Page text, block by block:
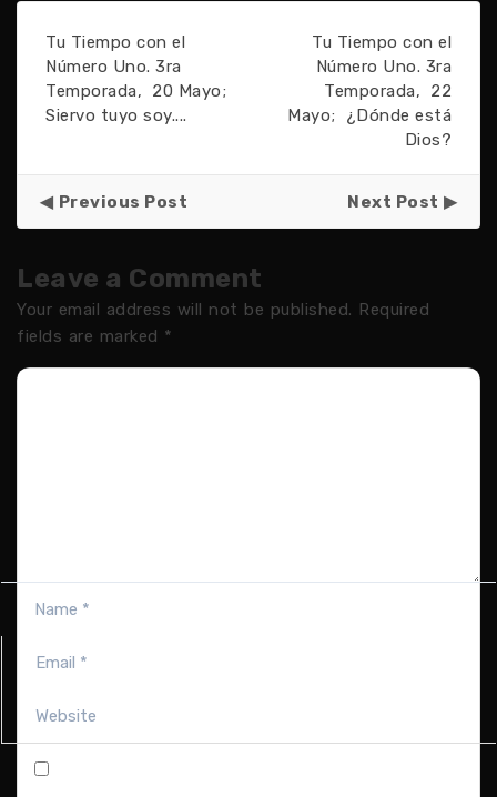
Tu Tiempo con el
Número Uno. 3ra
Temporada, 20 Mayo;
Siervo tuyo soy....
Tu Tiempo con el
Número Uno. 3ra
Temporada, 22
Mayo; ¿Dónde está
Dios?
Previous Post Next Post
Leave a Comment
Your email address will not be published. Required
fields are marked *